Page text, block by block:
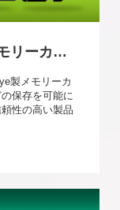
代理製品のHanye製SSD & メモリーカード
製メモリーカ
保存を可能に
性の高い製品